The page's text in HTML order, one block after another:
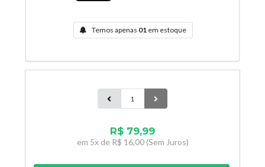
Temos apenas 01 em estoque
R$ 79,99
em 5x de R$ 16,00(Sem Juros)